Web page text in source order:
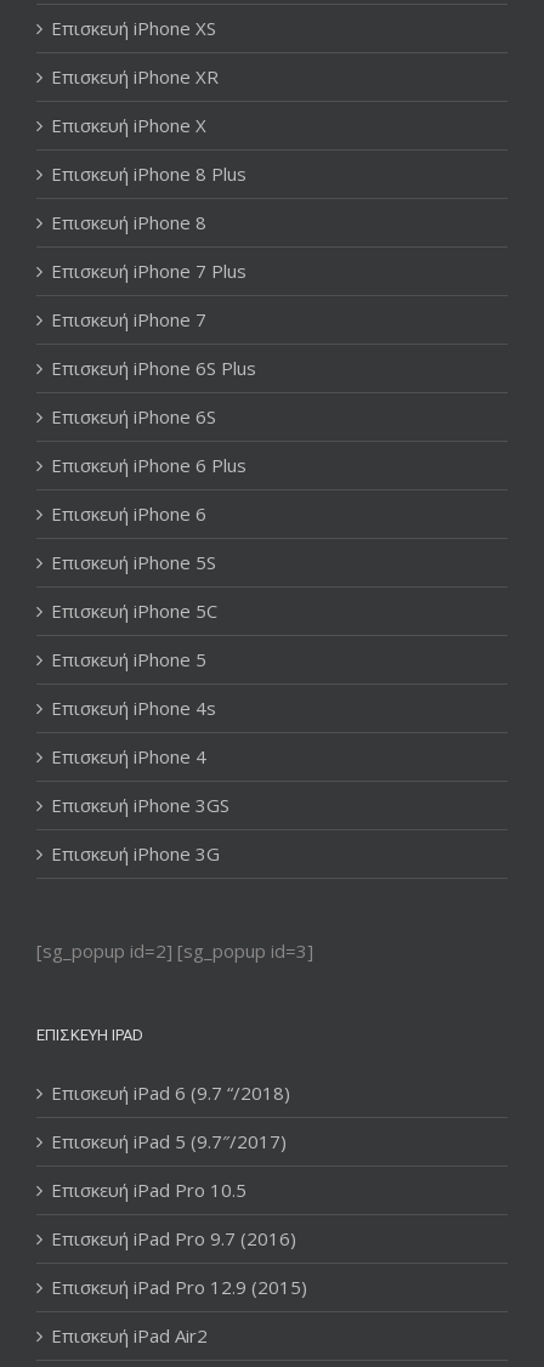
Επισκευή iPhone XS
Επισκευή iPhone XR
Επισκευή iPhone X
Επισκευή iPhone 8 Plus
Επισκευή iPhone 8
Επισκευή iPhone 7 Plus
Επισκευή iPhone 7
Επισκευή iPhone 6S Plus
Επισκευή iPhone 6S
Επισκευή iPhone 6 Plus
Επισκευή iPhone 6
Επισκευή iPhone 5S
Επισκευή iPhone 5C
Επισκευή iPhone 5
Επισκευή iPhone 4s
Επισκευή iPhone 4
Επισκευή iPhone 3GS
Επισκευή iPhone 3G
[sg_popup id=2] [sg_popup id=3]
ΕΠΙΣΚΕΥΉ IPAD
Επισκευή iPad 6 (9.7 “/2018)
Επισκευή iPad 5 (9.7″/2017)
Επισκευή iPad Pro 10.5
Επισκευή iPad Pro 9.7 (2016)
Επισκευή iPad Pro 12.9 (2015)
Επισκευή iPad Air2